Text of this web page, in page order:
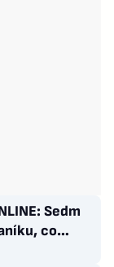
Sedm
co